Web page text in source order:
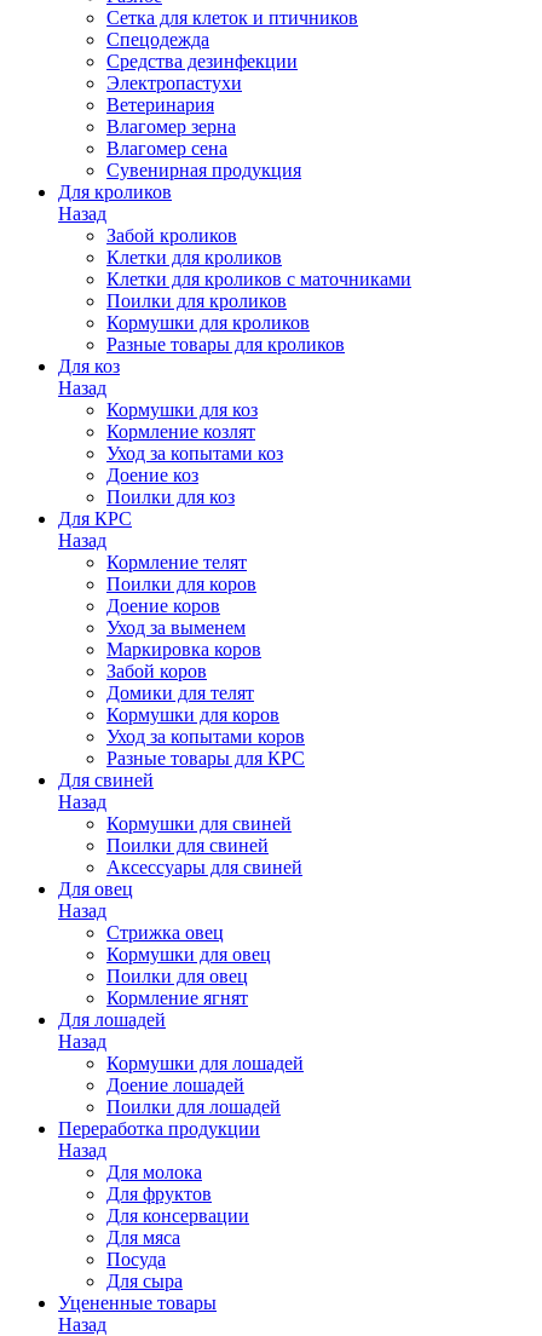
Сетка для клеток и птичников
Спецодежда
Средства дезинфекции
Электропастухи
Ветеринария
Влагомер зерна
Влагомер сена
Сувенирная продукция
Для кроликов
Назад
Забой кроликов
Клетки для кроликов
Клетки для кроликов с маточниками
Поилки для кроликов
Кормушки для кроликов
Разные товары для кроликов
Для коз
Назад
Кормушки для коз
Кормление козлят
Уход за копытами коз
Доение коз
Поилки для коз
Для КРС
Назад
Кормление телят
Поилки для коров
Доение коров
Уход за выменем
Маркировка коров
Забой коров
Домики для телят
Кормушки для коров
Уход за копытами коров
Разные товары для КРС
Для свиней
Назад
Кормушки для свиней
Поилки для свиней
Аксессуары для свиней
Для овец
Назад
Стрижка овец
Кормушки для овец
Поилки для овец
Кормление ягнят
Для лошадей
Назад
Кормушки для лошадей
Доение лошадей
Поилки для лошадей
Переработка продукции
Назад
Для молока
Для фруктов
Для консервации
Для мяса
Посуда
Для сыра
Уцененные товары
Назад